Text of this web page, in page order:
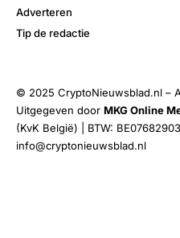
Adverteren
Tip de redactie
© 2025 CryptoNieuwsblad.nl –
Uitgegeven door MKG Online
(KvK België) | BTW:
info@cryptonieuwsblad.nl